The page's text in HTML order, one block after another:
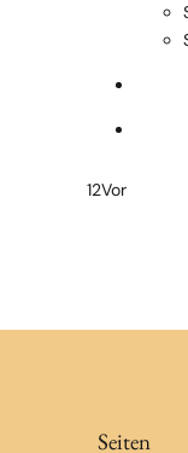
12Vor
Seiten